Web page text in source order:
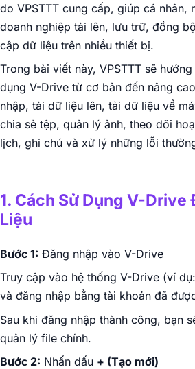
do VPSTTT cung cấp, giúp cá nhân,
doanh nghiệp tải lên, lưu trữ, đồng
cập dữ liệu trên nhiều thiết bị.
Trong bài viết này, VPSTTT sẽ
dụng V-Drive từ cơ bản đến nâng
nhập, tải dữ liệu lên, tải dữ liệu về
chia sẻ tệp, quản lý ảnh, theo dõi
lịch, ghi chú và xử lý những lỗi
1. Cách Sử Dụng V-Drive
Liệu
Bước 1: Đăng nhập vào V-Drive
Truy cập vào hệ thống V-Drive (ví
và đăng nhập bằng tài khoản đã
Sau khi đăng nhập thành công, bạn
quản lý file chính.
Bước 2: Nhấn dấu + (Tạo mới)